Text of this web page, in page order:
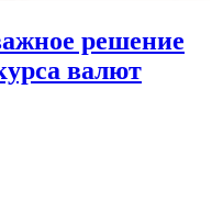
решение
валют